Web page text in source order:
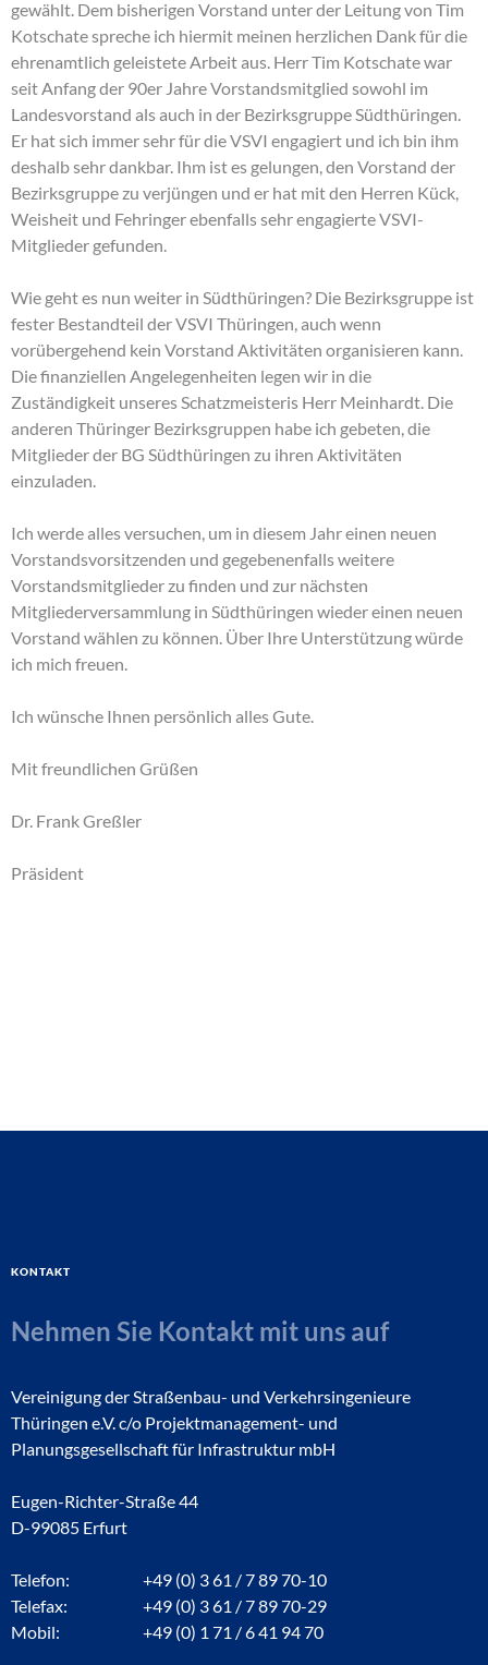
gewählt. Dem bisherigen Vorstand unter der Leitung von Tim
Kotschate spreche ich hiermit meinen herzlichen Dank für die
ehrenamtlich geleistete Arbeit aus. Herr Tim Kotschate war
seit Anfang der 90er Jahre Vorstandsmitglied sowohl im
Landesvorstand als auch in der Bezirksgruppe Südthüringen.
Er hat sich immer sehr für die VSVI engagiert und ich bin ihm
deshalb sehr dankbar. Ihm ist es gelungen, den Vorstand der
Bezirksgruppe zu verjüngen und er hat mit den Herren Kück,
Weisheit und Fehringer ebenfalls sehr engagierte VSVI-
Mitglieder gefunden.
Wie geht es nun weiter in Südthüringen? Die Bezirksgruppe ist
fester Bestandteil der VSVI Thüringen, auch wenn
vorübergehend kein Vorstand Aktivitäten organisieren kann.
Die finanziellen Angelegenheiten legen wir in die
Zuständigkeit unseres Schatzmeisteris Herr Meinhardt. Die
anderen Thüringer Bezirksgruppen habe ich gebeten, die
Mitglieder der BG Südthüringen zu ihren Aktivitäten
einzuladen.
Ich werde alles versuchen, um in diesem Jahr einen neuen
Vorstandsvorsitzenden und gegebenenfalls weitere
Vorstandsmitglieder zu finden und zur nächsten
Mitgliederversammlung in Südthüringen wieder einen neuen
Vorstand wählen zu können. Über Ihre Unterstützung würde
ich mich freuen.
Ich wünsche Ihnen persönlich alles Gute.
Mit freundlichen Grüßen
Dr. Frank Greßler
Präsident
Kontakt
Nehmen Sie Kontakt mit uns auf
Vereinigung der Straßenbau- und Verkehrsingenieure
Thüringen e.V. c/o Projektmanagement- und
Planungsgesellschaft für Infrastruktur mbH
Eugen-Richter-Straße 44
D-99085 Erfurt
Telefon:
+49 (0) 3 61 / 7 89 70-10
Telefax:
+49 (0) 3 61 / 7 89 70-29
Mobil:
+49 (0) 1 71 / 6 41 94 70